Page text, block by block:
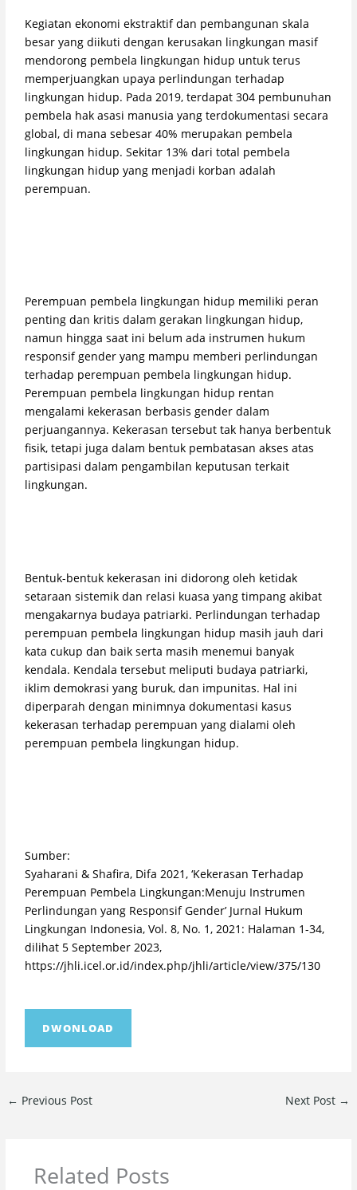
Kegiatan ekonomi ekstraktif dan pembangunan skala
besar yang diikuti dengan kerusakan lingkungan masif
mendorong pembela lingkungan hidup untuk terus
memperjuangkan upaya perlindungan terhadap
lingkungan hidup. Pada 2019, terdapat 304 pembunuhan
pembela hak asasi manusia yang terdokumentasi secara
global, di mana sebesar 40% merupakan pembela
lingkungan hidup. Sekitar 13% dari total pembela
lingkungan hidup yang menjadi korban adalah
perempuan.
Perempuan pembela lingkungan hidup memiliki peran
penting dan kritis dalam gerakan lingkungan hidup,
namun hingga saat ini belum ada instrumen hukum
responsif gender yang mampu memberi perlindungan
terhadap perempuan pembela lingkungan hidup.
Perempuan pembela lingkungan hidup rentan
mengalami kekerasan berbasis gender dalam
perjuangannya. Kekerasan tersebut tak hanya berbentuk
fisik, tetapi juga dalam bentuk pembatasan akses atas
partisipasi dalam pengambilan keputusan terkait
lingkungan.
Bentuk-bentuk kekerasan ini didorong oleh ketidak
setaraan sistemik dan relasi kuasa yang timpang akibat
mengakarnya budaya patriarki. Perlindungan terhadap
perempuan pembela lingkungan hidup masih jauh dari
kata cukup dan baik serta masih menemui banyak
kendala. Kendala tersebut meliputi budaya patriarki,
iklim demokrasi yang buruk, dan impunitas. Hal ini
diperparah dengan minimnya dokumentasi kasus
kekerasan terhadap perempuan yang dialami oleh
perempuan pembela lingkungan hidup.
Sumber:
Syaharani & Shafira, Difa 2021, ‘Kekerasan Terhadap
Perempuan Pembela Lingkungan:Menuju Instrumen
Perlindungan yang Responsif Gender’ Jurnal Hukum
Lingkungan Indonesia, Vol. 8, No. 1, 2021: Halaman 1-34,
dilihat 5 September 2023,
https://jhli.icel.or.id/index.php/jhli/article/view/375/130
DWONLOAD
← Previous Post Next Post →
Related Posts